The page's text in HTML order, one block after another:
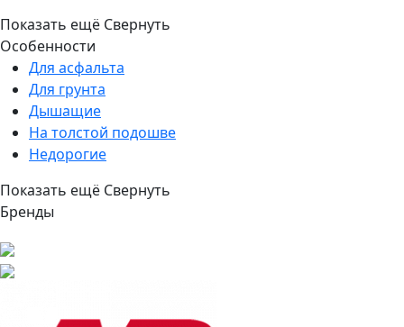
Показать ещё Свернуть
Особенности
Для асфальта
Для грунта
Дышащие
На толстой подошве
Недорогие
Показать ещё Свернуть
Бренды